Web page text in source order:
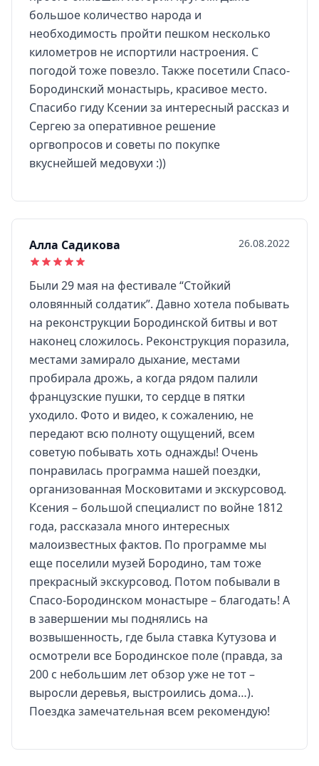
большое количество народа и
необходимость пройти пешком несколько
километров не испортили настроения. С
погодой тоже повезло. Также посетили Спасо-
Бородинский монастырь, красивое место.
Спасибо гиду Ксении за интересный рассказ и
Сергею за оперативное решение
оргвопросов и советы по покупке
вкуснейшей медовухи :))
Алла Садикова 26.08.2022
Были 29 мая на фестивале “Стойкий
оловянный солдатик”. Давно хотела побывать
на реконструкции Бородинской битвы и вот
наконец сложилось. Реконструкция поразила,
местами замирало дыхание, местами
пробирала дрожь, а когда рядом палили
французские пушки, то сердце в пятки
уходило. Фото и видео, к сожалению, не
передают всю полноту ощущений, всем
советую побывать хоть однажды! Очень
понравилась программа нашей поездки,
организованная Московитами и экскурсовод.
Ксения – большой специалист по войне 1812
года, рассказала много интересных
малоизвестных фактов. По программе мы
еще поселили музей Бородино, там тоже
прекрасный экскурсовод. Потом побывали в
Спасо-Бородинском монастыре – благодать! А
в завершении мы поднялись на
возвышенность, где была ставка Кутузова и
осмотрели все Бородинское поле (правда, за
200 с небольшим лет обзор уже не тот –
выросли деревья, выстроились дома…).
Поездка замечательная всем рекомендую!